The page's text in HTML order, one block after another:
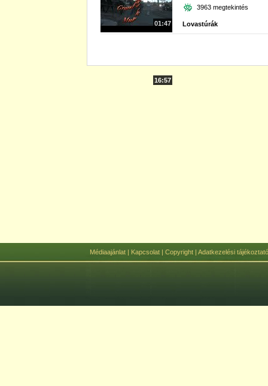
01:47
16:57
3963 megtekintés
Lovastúrák
Médiaajánlat| Kapcsolat| Copyright| Adatkezelési tájékoztató